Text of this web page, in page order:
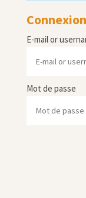
Connexion
E-mail or
Mot de passe